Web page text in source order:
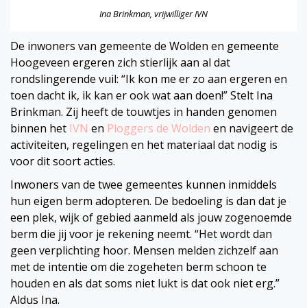
Ina Brinkman, vrijwilliger IVN
De inwoners van gemeente de Wolden en gemeente
Hoogeveen ergeren zich stierlijk aan al dat
rondslingerende vuil: “Ik kon me er zo aan ergeren en
toen dacht ik, ik kan er ook wat aan doen!” Stelt Ina
Brinkman. Zij heeft de touwtjes in handen genomen
binnen het IVN en Ploggers de Wolden en navigeert de
activiteiten, regelingen en het materiaal dat nodig is
voor dit soort acties.
Inwoners van de twee gemeentes kunnen inmiddels
hun eigen berm adopteren. De bedoeling is dan dat je
een plek, wijk of gebied aanmeld als jouw zogenoemde
berm die jij voor je rekening neemt. “Het wordt dan
geen verplichting hoor. Mensen melden zichzelf aan
met de intentie om die zogeheten berm schoon te
houden en als dat soms niet lukt is dat ook niet erg.”
Aldus Ina.